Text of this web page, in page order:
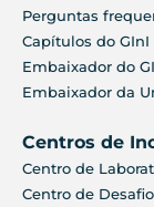
Perguntas
Capítulos do GInI
Embaixador do
Embaixador da
Centros de
Centro de
Centro de